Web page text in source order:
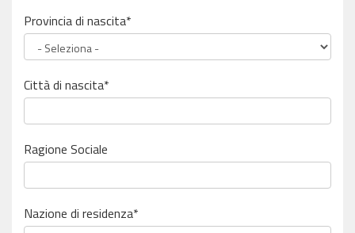
Provincia di nascita*
Città di nascita*
Ragione Sociale
Nazione di residenza*